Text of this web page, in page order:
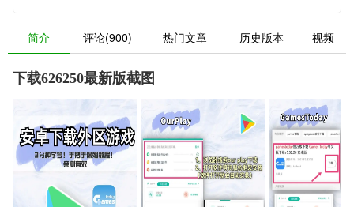
简介 评论(900) 热门文章 历史版本 视频
下载626250最新版截图